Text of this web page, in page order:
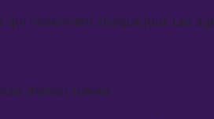
reviennent chaque jour. Les
d’envoi suivies